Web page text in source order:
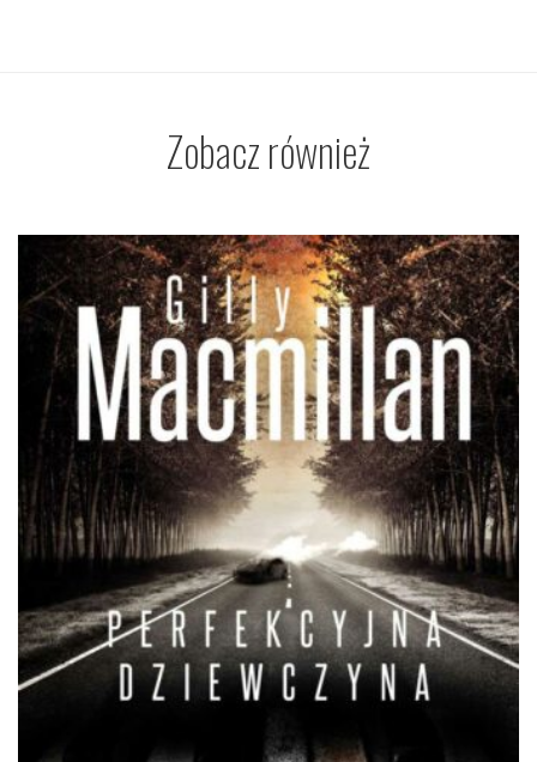
Zobacz również